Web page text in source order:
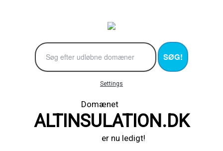
SØG!
Settings
Domænet
ALTINSULATION.DK
er nu ledigt!